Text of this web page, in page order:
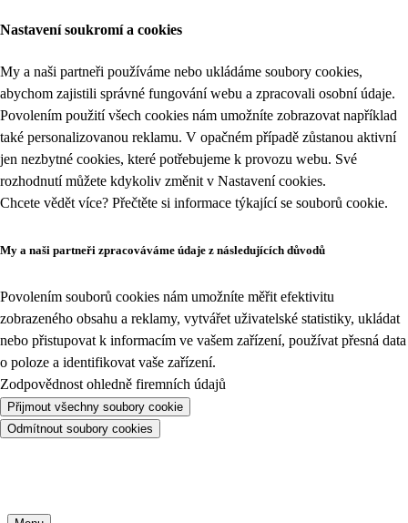
Nastavení soukromí a cookies
My a naši partneři používáme nebo ukládáme soubory cookies,
abychom zajistili správné fungování webu a zpracovali osobní údaje.
Povolením použití všech cookies nám umožníte zobrazovat například
také personalizovanou reklamu. V opačném případě zůstanou aktivní
jen nezbytné cookies, které potřebujeme k provozu webu. Své
rozhodnutí můžete kdykoliv změnit v Nastavení cookies.
Chcete vědět více? Přečtěte si informace týkající se souborů cookie.
My a naši partneři zpracováváme údaje z následujících důvodů
Povolením souborů cookies nám umožníte měřit efektivitu
zobrazeného obsahu a reklamy, vytvářet uživatelské statistiky, ukládat
nebo přistupovat k informacím ve vašem zařízení, používat přesná data
o poloze a identifikovat vaše zařízení.
Zodpovědnost ohledně firemních údajů
Přijmout všechny soubory cookie
Odmítnout soubory cookies